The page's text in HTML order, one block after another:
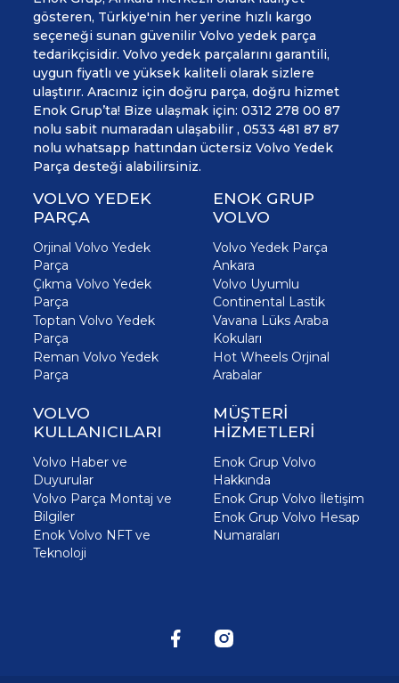
gösteren, Türkiye'nin her yerine hızlı kargo
seçeneği sunan güvenilir Volvo yedek parça
tedarikçisidir. Volvo yedek parçalarını garantili,
uygun fiyatlı ve yüksek kaliteli olarak sizlere
ulaştırır. Aracınız için doğru parça, doğru hizmet
Enok Grup’ta! Bize ulaşmak için: 0312 278 00 87
nolu sabit numaradan ulaşabilir , 0533 481 87 87
nolu whatsapp hattından üctersiz Volvo Yedek
Parça desteği alabilirsiniz.
VOLVO YEDEK
PARÇA
Orjinal Volvo Yedek
Parça
Çıkma Volvo Yedek
Parça
Toptan Volvo Yedek
Parça
Reman Volvo Yedek
Parça
ENOK GRUP
VOLVO
Volvo Yedek Parça
Ankara
Volvo Uyumlu
Continental Lastik
Vavana Lüks Araba
Kokuları
Hot Wheels Orjinal
Arabalar
VOLVO
KULLANICILARI
Volvo Haber ve
Duyurular
Volvo Parça Montaj ve
Bilgiler
Enok Volvo NFT ve
Teknoloji
MÜŞTERİ
HİZMETLERİ
Enok Grup Volvo
Hakkında
Enok Grup Volvo İletişim
Enok Grup Volvo Hesap
Numaraları